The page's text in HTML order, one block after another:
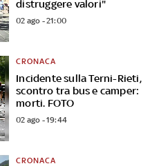
distruggere valori"
02 ago - 21:00
Incidente sulla Terni-Rieti,
scontro tra bus e camper:
morti. FOTO
CRONACA
02 ago - 19:44
CRONACA